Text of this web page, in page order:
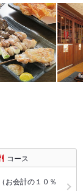
コース
お会計の１０％